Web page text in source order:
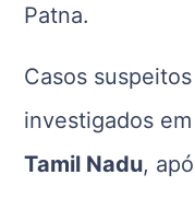
Patna.
Casos
investigados em
Tamil Nadu,